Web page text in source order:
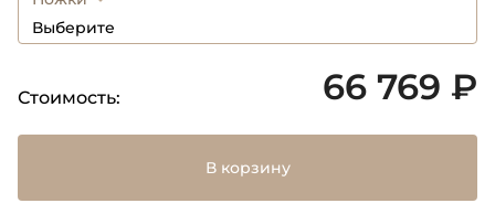
Выберите
Стоимость: 66 769 ₽
В корзину